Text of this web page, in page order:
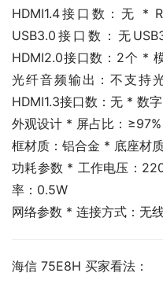
HDMI1.4接口数：无 *
USB3.0接口数：无
HDMI2.0接口数：2个 *
光纤音频输出：不支持
HDMI1.3接口数：无 * 数
外观设计 * 屏占比：
框材质：铝合金 * 底座材
功耗参数 * 工作电压：
率：0.5W
网络参数 * 连接方式：无
海信 75E8H 买家看法：